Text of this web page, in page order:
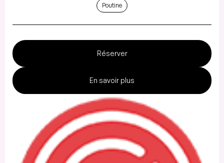
Poutine
Réserver
En savoir plus